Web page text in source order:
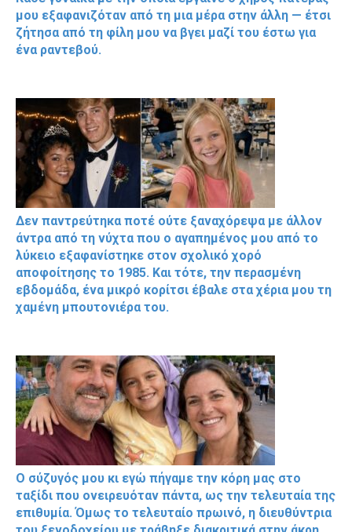
μου εξαφανιζόταν από τη μια μέρα στην άλλη — έτσι
ζήτησα από τη φίλη μου να βγει μαζί του έστω για
ένα ραντεβού.
Δεν παντρεύτηκα ποτέ ούτε ξαναχόρεψα με άλλον
άντρα από τη νύχτα που ο αγαπημένος μου από το
λύκειο εξαφανίστηκε στον σχολικό χορό
αποφοίτησης το 1985. Και τότε, την περασμένη
εβδομάδα, ένα μικρό κορίτσι έβαλε στα χέρια μου τη
χαμένη μπουτονιέρα του.
Ο σύζυγός μου κι εγώ πήγαμε την κόρη μας στο
ταξίδι που ονειρευόταν πάντα, ως την τελευταία της
επιθυμία. Όμως το τελευταίο πρωινό, η διευθύντρια